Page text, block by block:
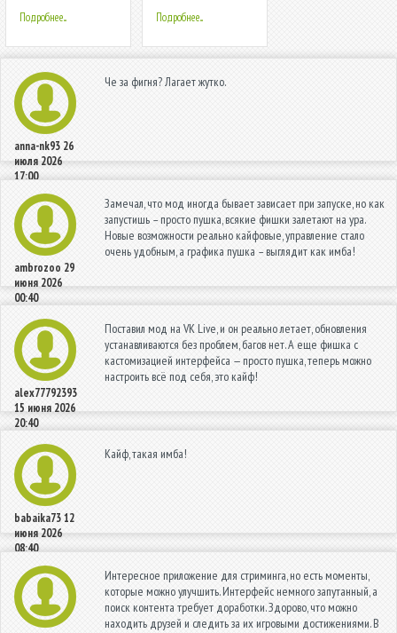
Подробнее... Подробнее...
anna-nk93 26
июля 2026
17:00
Че за фигня? Лагает жутко.
ambrozoo 29
июня 2026
00:40
Замечал, что мод иногда бывает зависает при запуске, но как
запустишь – просто пушка, всякие фишки залетают на ура.
Новые возможности реально кайфовые, управление стало
очень удобным, а графика пушка – выглядит как имба!
alex77792393
15 июня 2026
20:40
Поставил мод на VK Live, и он реально летает, обновления
устанавливаются без проблем, багов нет. А еще фишка с
кастомизацией интерфейса — просто пушка, теперь можно
настроить всё под себя, это кайф!
babaika7312
июня 2026
08:40
Кайф, такая имба!
Интересное приложение для стриминга, но есть моменты,
которые можно улучшить. Интерфейс немного запутанный, а
поиск контента требует доработки. Здорово, что можно
находить друзей и следить за их игровыми достижениями. В